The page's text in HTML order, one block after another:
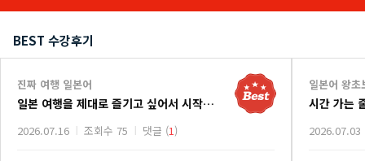
BEST 수강후기
진짜 여행 일본어
일본 여행을 제대로 즐기고 싶어서 시작한 진짜 여행 일본어 강의
2026.07.16 조회수 75 댓글 (1)
일본어 왕
시간 가는
2026.07.03